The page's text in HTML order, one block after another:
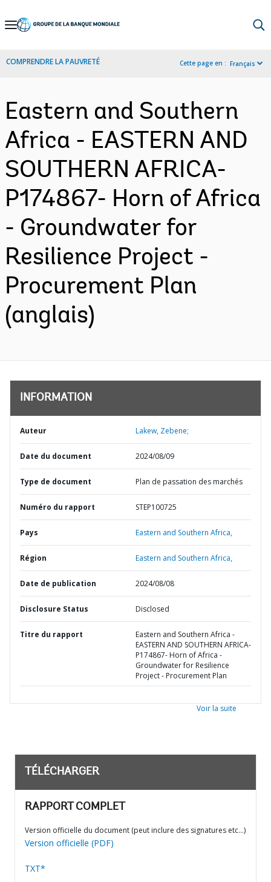
Skip
Navigation
COMPRENDRE LA PAUVRETÉ Cette page en : Français
Eastern and Southern
Africa - EASTERN AND
SOUTHERN AFRICA-
P174867- Horn of Africa
- Groundwater for
Resilience Project -
Procurement Plan
(anglais)
INFORMATION
Auteur Lakew, Zebene;
Date du document 2024/08/09
Type de document Plan de passation des marchés
Numéro du rapport STEP100725
Pays Eastern and Southern Africa,
Région Eastern and Southern Africa,
Date de publication 2024/08/08
Disclosure Status Disclosed
Titre du rapport
Eastern and Southern Africa -
EASTERN AND SOUTHERN AFRICA-
P174867- Horn of Africa -
Groundwater for Resilience
Project - Procurement Plan
Voir la suite
TÉLÉCHARGER
RAPPORT COMPLET
Version officielle du document (peut inclure des signatures etc…)
Version officielle (PDF)
TXT*